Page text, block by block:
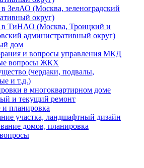
ЗелАО (Москва, зеленоградский
округ)
в ТиНАО (Москва, Троицкий и
административный округ)
дом
и вопросы управления МКД
вопросы ЖКХ
(чердаки, подвалы,
и т.д.)
в многоквартирном доме
и текущий ремонт
планировка
участка, ландшафтный дизайн
домов, планировка